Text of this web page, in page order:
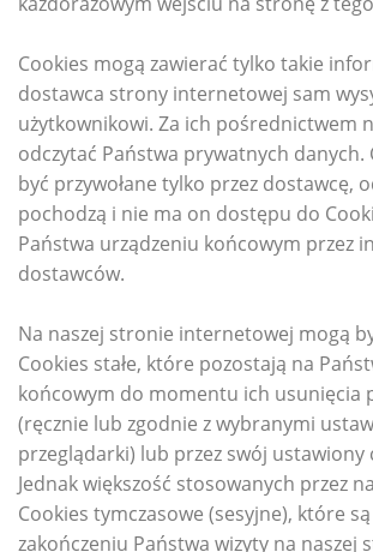
Cookies mogą zawierać tylko takie
dostawca strony internetowej sam
użytkownikowi. Za ich pośrednictwem
odczytać Państwa prywatnych danych.
być przywołane tylko przez dostawcę,
pochodzą i nie ma on dostępu do
Państwa urządzeniu końcowym przez
dostawców.
Na naszej stronie internetowej mogą
Cookies stałe, które pozostają na
końcowym do momentu ich usunięcia
(ręcznie lub zgodnie z wybranymi
przeglądarki) lub przez swój ustawiony
Jednak większość stosowanych przez
Cookies tymczasowe (sesyjne), które
zakończeniu Państwa wizyty na naszej